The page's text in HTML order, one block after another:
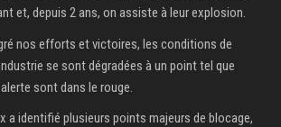
et, depuis 2 ans, on assiste à leur explosion.
nos efforts et victoires, les conditions de
se sont dégradées à un point tel que
sont dans le rouge.
a identifié plusieurs points majeurs de blocage,